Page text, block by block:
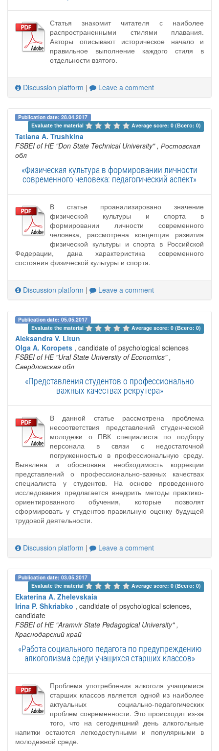
Статья знакомит читателя с наиболее
распространенными стилями плавания.
Авторы описывают историческое начало и
правильное выполнение каждого стиля в
отдельности взятого.
Discussion platform | Leave a comment
Publication date: 28.04.2017
Evaluate the material
Average score: 0 (Всего: 0)
Tatiana A. Trushkina
FSBEI of HE "Don State Technical University" , Ростовская
обл
«Физическая культура в формировании личности
современного человека: педагогический аспект»
В статье проанализировано значение
физической культуры и спорта в
формировании личности современного
человека, рассмотрена концепция развития
физической культуры и спорта в Российской
Федерации, дана характеристика современного
состояния физической культуры и спорта.
Discussion platform | Leave a comment
Publication date: 05.05.2017
Evaluate the material
Average score: 0 (Всего: 0)
Aleksandra V. Litun
Olga A. Koropets , candidate of psychological sciences
FSBEI of HE "Ural State University of Economics" ,
Свердловская обл
«Представления студентов о профессионально
важных качествах рекрутера»
В данной статье рассмотрена проблема
несоответствия представлений студенческой
молодежи о ПВК специалиста по подбору
персонала в связи с недостаточной
погруженностью в профессиональную среду.
Выявлена и обоснована необходимость коррекции
представлений о профессионально-важных качествах
специалиста у студентов. На основе проведенного
исследования предлагается внедрить методы практико-
ориентированного обучения, которые позволят
сформировать у студентов правильную оценку будущей
трудовой деятельности.
Discussion platform | Leave a comment
Publication date: 03.05.2017
Evaluate the material
Average score: 0 (Всего: 0)
Ekaterina A. Zhelevskaia
Irina P. Shkriabko , candidate of psychological sciences,
candidate
FSBEI of HE "Aramvir State Pedagogical University" ,
Краснодарский край
«Работа социального педагога по предупреждению
алкоголизма среди учащихся старших классов»
Проблема употребления алкоголя учащимися
старших классов является одной из наиболее
актуальных социально-педагогических
проблем современности. Это происходит из-за
того, что на сегодняшний день алкогольные
напитки остаются легкодоступными и популярными в
молодежной среде.